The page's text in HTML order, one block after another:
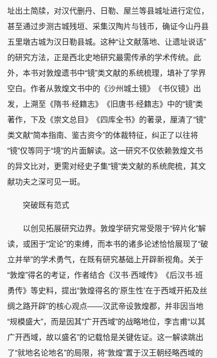
址出土简牍，对汉代删丹、日勒、屋兰等县城址进行定位，
甚至通过步测古城残垣、采集汉陶片与钱币，确证今山丹县
五里墩古城为汉日勒县城。这种“让文献落地、让遗址说话”
的研究方法，正是西北史地研究最需传承的学术传统。此
外，本书对敦煌遗书中“镜”类文献的系统梳理，填补了学界
空白。作者从敦煌文书中的《沙州城土镜》《书仪镜》出
发，上溯至《隋书·经籍志》《旧唐书·经籍志》中的“镜”类
著作，下及《崇文总目》《四库全书》的著录，厘清了“镜”
类文献“简本指南、鉴古资今”的体裁特征，纠正了以往将
“镜”仅等同于“境”的片面解读。这一研究不仅依赖敦煌文书
的异文比对，更需对经史子集“镜”类文献的系统爬梳，其文
献功夫之深可见一斑。
突破既有范式
以创见拓展研究边界。敦煌学研究常受限于“碎片化”解
读，或困于“定论”的束缚，而本书的诸多论述恰恰展现了“破
立并举”的学术勇气，在既有研究基础上开辟新视角。关于
“敦煌”得名的考证，作者结合《汉书·西域传》《后汉书·班
勇传》等史料，提出“敦煌得名的‘原生性’在于西域开拓及丝
绸之路开辟”的核心观点——汉武帝设敦煌郡，并非因当地
“规模盛大”，而是因其“广开西域”的战略地位，李吉甫“以其
广开西域，故以盛名”的记载恰是关键佐证。这一解读跳出
了“就地名论地名”的局限，将“敦煌”置于汉王朝经略西域的